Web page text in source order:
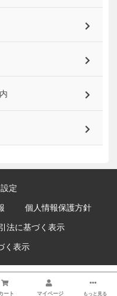
定
個人情報保護方針
法に基づく表示
く表示
します。
ート マイページ もっと見る
検索